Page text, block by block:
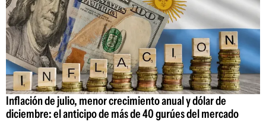
Inflación de julio, menor crecimiento anual y dólar de
diciembre: el anticipo de más de 40 gurúes del mercado